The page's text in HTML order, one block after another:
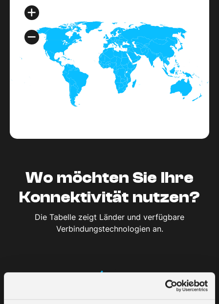
Wo möchten Sie Ihre
Konnektivität nutzen?
Die Tabelle zeigt Länder und verfügbare
Verbindungstechnologien an.